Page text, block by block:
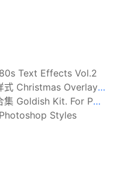
Text Effects Vol.2
Overlays for Photographers
Kit. For Photoshop+Extras
Styles